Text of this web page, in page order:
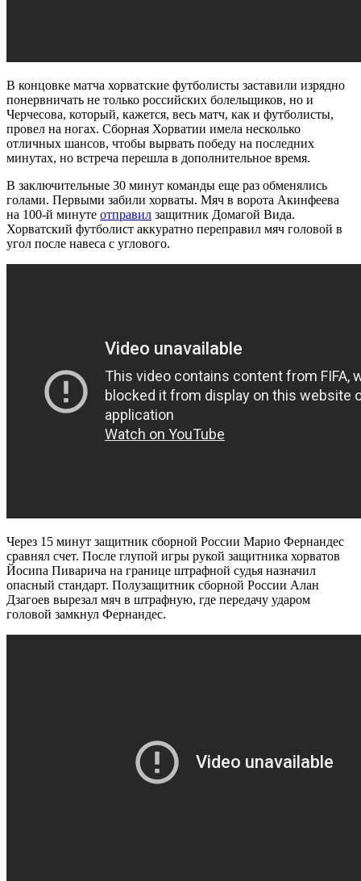
В концовке матча хорватские футболисты заставили изрядно
понервничать не только российских болельщиков, но и
Черчесова, который, кажется, весь матч, как и футболисты,
провел на ногах. Сборная Хорватии имела несколько
отличных шансов, чтобы вырвать победу на последних
минутах, но встреча перешла в дополнительное время.
В заключительные 30 минут команды еще раз обменялись
голами. Первыми забили хорваты. Мяч в ворота Акинфеева
на 100-й минуте отправил защитник Домагой Вида.
Хорватский футболист аккуратно переправил мяч головой в
угол после навеса с углового.
Через 15 минут защитник сборной России Марио Фернандес
сравнял счет. После глупой игры рукой защитника хорватов
Йосипа Пиварича на границе штрафной судья назначил
опасный стандарт. Полузащитник сборной России Алан
Дзагоев вырезал мяч в штрафную, где передачу ударом
головой замкнул Фернандес.